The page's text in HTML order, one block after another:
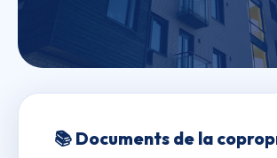
PLEIN SOLEIL II
📚 Documents de la